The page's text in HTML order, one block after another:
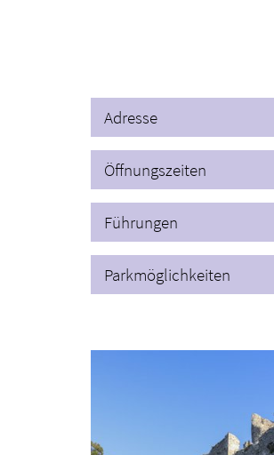
Adresse
Öffnungszeiten
Führungen
Parkmöglichkeiten